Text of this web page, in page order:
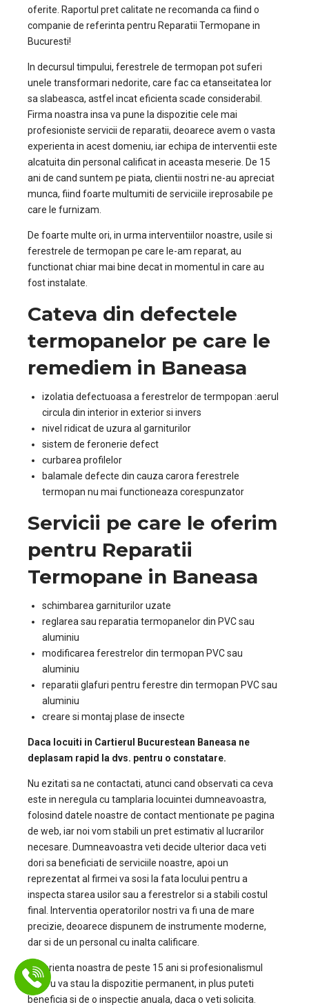
oferite. Raportul pret calitate ne recomanda ca fiind o
companie de referinta pentru Reparatii Termopane in
Bucuresti!
In decursul timpului, ferestrele de termopan pot suferi
unele transformari nedorite, care fac ca etanseitatea lor
sa slabeasca, astfel incat eficienta scade considerabil.
Firma noastra insa va pune la dispozitie cele mai
profesioniste servicii de reparatii, deoarece avem o vasta
experienta in acest domeniu, iar echipa de interventii este
alcatuita din personal calificat in aceasta meserie. De 15
ani de cand suntem pe piata, clientii nostri ne-au apreciat
munca, fiind foarte multumiti de serviciile ireprosabile pe
care le furnizam.
De foarte multe ori, in urma interventiilor noastre, usile si
ferestrele de termopan pe care le-am reparat, au
functionat chiar mai bine decat in momentul in care au
fost instalate.
Cateva din defectele
termopanelor pe care le
remediem in Baneasa
izolatia defectuoasa a ferestrelor de termpopan :aerul
circula din interior in exterior si invers
nivel ridicat de uzura al garniturilor
sistem de feronerie defect
curbarea profilelor
balamale defecte din cauza carora ferestrele
termopan nu mai functioneaza corespunzator
Servicii pe care le oferim
pentru Reparatii
Termopane in Baneasa
schimbarea garniturilor uzate
reglarea sau reparatia termopanelor din PVC sau
aluminiu
modificarea ferestrelor din termopan PVC sau
aluminiu
reparatii glafuri pentru ferestre din termopan PVC sau
aluminiu
creare si montaj plase de insecte
Daca locuiti in Cartierul Bucurestean Baneasa ne
deplasam rapid la dvs. pentru o constatare.
Nu ezitati sa ne contactati, atunci cand observati ca ceva
este in neregula cu tamplaria locuintei dumneavoastra,
folosind datele noastre de contact mentionate pe pagina
de web, iar noi vom stabili un pret estimativ al lucrarilor
necesare. Dumneavoastra veti decide ulterior daca veti
dori sa beneficiati de serviciile noastre, apoi un
reprezentat al firmei va sosi la fata locului pentru a
inspecta starea usilor sau a ferestrelor si a stabili costul
final. Interventia operatorilor nostri va fi una de mare
precizie, deoarece dispunem de instrumente moderne,
dar si de un personal cu inalta calificare.
Experienta noastra de peste 15 ani si profesionalismul
nostru va stau la dispozitie permanent, in plus puteti
beneficia si de o inspectie anuala, daca o veti solicita.